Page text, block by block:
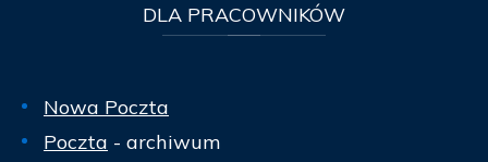
DLA PRACOWNIKÓW
Nowa Poczta
Poczta - archiwum